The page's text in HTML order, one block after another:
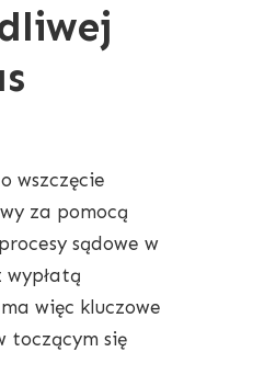
wszczęcie
za pomocą
sądowe w
wypłatą
więc kluczowe
toczącym się